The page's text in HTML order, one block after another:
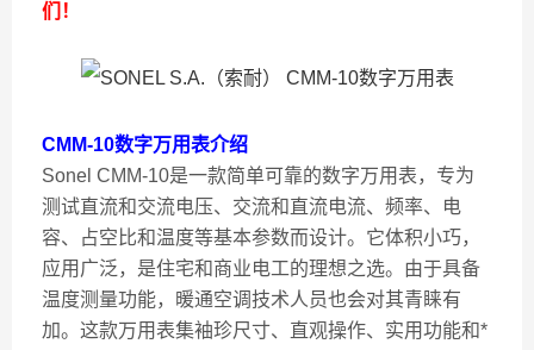
们！
CMM-10数字万用表介绍
Sonel CMM-10是一款简单可靠的数字万用表，专为
测试直流和交流电压、交流和直流电流、频率、电
容、占空比和温度等基本参数而设计。它体积小巧，
应用广泛，是住宅和商业电工的理想之选。由于具备
温度测量功能，暖通空调技术人员也会对其青睐有
加。这款万用表集袖珍尺寸、直观操作、实用功能和*